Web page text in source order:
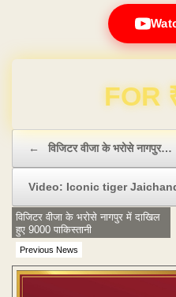
Domain &
← विजिटर वीजा के भरोसे नागपुर…
Video: Iconic tiger
Previous News
विजिटर वीजा के भरोसे नागपुर में दाखिल
हुए 9000 पाकिस्तानी